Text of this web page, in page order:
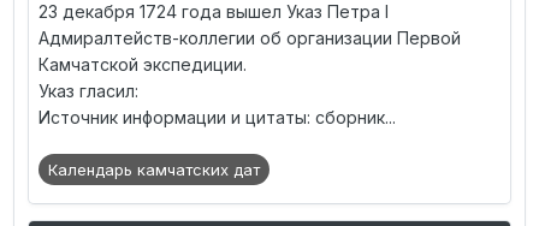
23 декабря 1724 года вышел Указ Петра I
Адмиралтейств-коллегии об организации Первой
Камчатской экспедиции.
Указ гласил:
Источник информации и цитаты: сборник...
Календарь камчатских дат